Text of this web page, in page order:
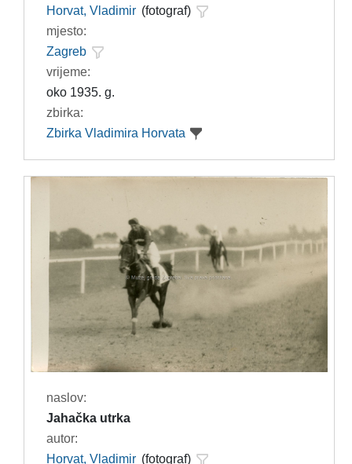
Horvat, Vladimir (fotograf)
mjesto:
Zagreb
vrijeme:
oko 1935. g.
zbirka:
Zbirka Vladimira Horvata
naslov:
Jahačka utrka
autor:
Horvat, Vladimir (fotograf)